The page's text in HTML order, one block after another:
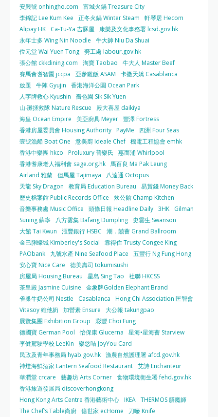
安興號 onhingho.com
富城火鍋 Treasure City
李錦記 Lee Kum Kee
正冬火鍋 Winter Steam
軒琴居 Hecom
Alipay HK
Ca-Tu-Ya 吉豚屋
康樂及文化事務署 lcsd.gov.hk
永年士多 Wing Nin Noodle
牛大帥 Niu Da Shuai
位元堂 Wai Yuen Tong 勞工處 labour.gov.hk
張公館 ckkdining.com
淘寶 Taobao
牛大人 Master Beef
賽馬會耆智園 jccpa
亞參雞飯 ASAM
卡撒天嬌 Casablanca
放題
牛陣 Gyujin
香港海洋公園 Ocean Park
人字牌救心 Kyushin
嗇色園 Sik Sik Yuen
山‧灘拯救隊 Nature Rescue
殿大喜屋 daikiya
海皇 Ocean Empire
美亞廚具 Meyer 豐澤 Fortress
香港房屋委員會 Housing Authority PayMe
四洲 Four Seas
壹號漁船 Boat One
意美廚 Ideale Chef 機電工程協會 emhk
香港中樂團 hkco
Proluxury 普樂氏
惠而浦 Whirlpool
香港耆康老人福利會 sage.org.hk 馬百良 Ma Pak Leung
Airland 雅蘭 但馬屋 Tajimaya
八達通 Octopus
天龍 Sky Dragon
教育局 Education Bureau
易賞錢 Money Back
歷史檔案館 Public Records Office
炊公館 Champ Kitchen
音樂事務處 Music Office
頭條日報 Headline Daily 3HK
Gilman
Suning 蘇寧
八方雲集 Bafang Dumpling
史雲生 Swanson
大館 Tai Kwun
滙豐銀行 HSBC
潮．囍薈 Grand Ballroom
金巴脷蠔城 Kimberley's Social
靠得住 Trusty Congee King
PAObank
九號水產 Nine Seafood Place
五豐行 Ng Fung Hong
安心寶 Nice Care
德美壽司 tokumisushi
房屋局 Housing Bureau
星島 Sing Tao
社聯 HKCSS
茶皇殿 Jasmine Cuisine
金象牌Golden Elephant Brand
雀巢牛奶公司 Nestle
Casablanca
Hong Chi Association 匡智會
Vitasoy 維他奶
加營素 Ensure
大公報 takungpao
展覽集團 Exhibition Group
彩豐 Choi Fung
德國寶 German Pool
怡保康 Glucerna
星海•星海薈 Starview
李健駕駛學校 LeeKin
樂悠咭 JoyYou Card
民政及青年事務局 hyab.gov.hk 漁農自然護理署 afcd.gov.hk
神燈海鮮酒家 Lantern Seafood Restaurant 艾詩 Enchanteur
華潤堂 crcare
藝趣坊 Arts Corner 食物環境衛生署 fehd.gov.hk
香港旅遊發展局 discoverhongkong
Hong Kong Arts Centre 香港藝術中心 IKEA THERMOS 膳魔師
The Chef’s Table尚廚 億世家 ecHome
刀嘜 Knife